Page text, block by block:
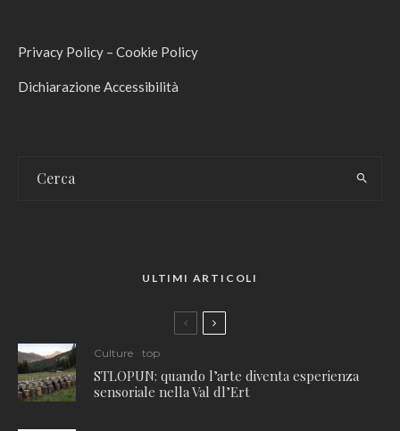
Privacy Policy – Cookie Policy
Dichiarazione Accessibilità
ULTIMI ARTICOLI
Culture top
STLOPUN: quando l’arte diventa esperienza
sensoriale nella Val dl’Ert